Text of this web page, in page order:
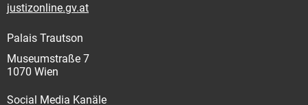
justizonline.gv.at
Palais Trautson
Museumstraße 7
1070 Wien
Social Media Kanäle